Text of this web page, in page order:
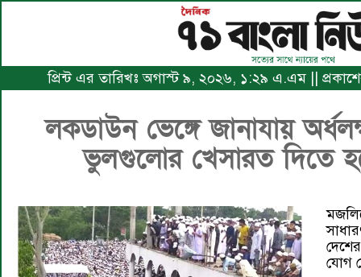
প্রিন্ট এর তারিখঃ অগাস্ট ৯, ২০২৬, ১:২৯ এ.এম ||
লকডাউন ভেঙ্গে জানাযায়
ভুলগুলোর খেসারত দিতে
যোগ